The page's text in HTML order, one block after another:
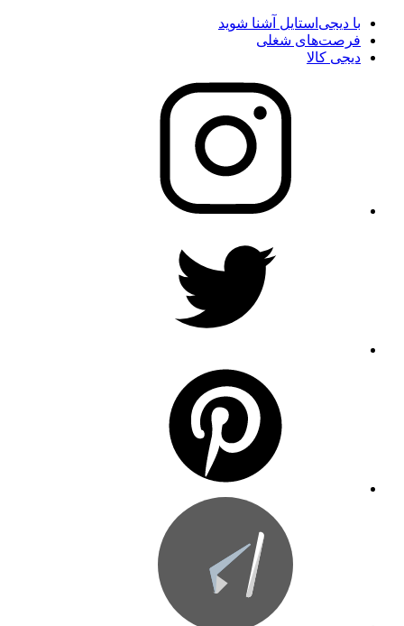
با دیجی‌استایل آشنا شوید
فرصت‌های شغلی
دیجی کالا